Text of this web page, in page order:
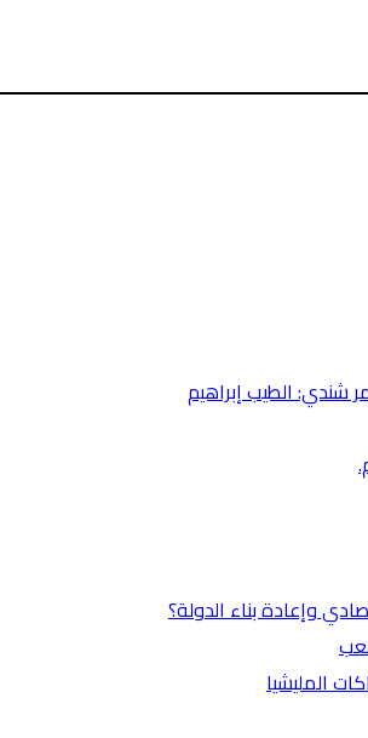
الطيب إبراهيم
وإعادة بناء الدولة؟
المليشيا